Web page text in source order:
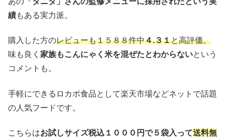
績もある実力派。
購入した方のレビューも１５８８件中４.３１と高評価。
味も良く 家族もこんにゃく米を混ぜたとわからないという
コメントも。
手軽にできるロカボ食品として楽天市場などネットで話題
の人気フードです。
こちらはお試しサイズ税込１０００円で５袋入って送料無